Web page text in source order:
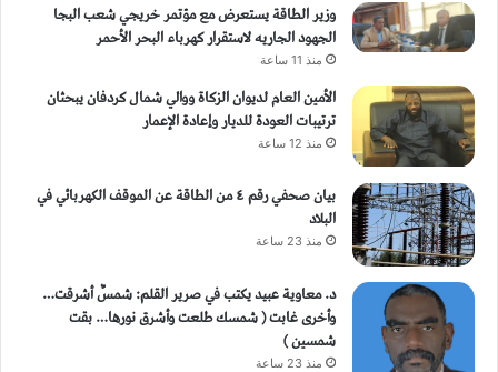
وزير الطاقة يستعرض مع مؤتمر خريجي شعب البجا
الجهود الجاريه لاستقرار كهرباء البحر الأحمر
منذ 11 ساعة
الأمين العام لديوان الزكاة ووالي شمال كردفان يبحثان
ترتيبات العودة للديار وإعادة الإعمار
منذ 12 ساعة
بيان صحفي رقم ٤ من الطاقة ​عن الموقف الكهربائي في
البلاد
منذ 23 ساعة
د. معاوية عبيد يكتب في صرير القلم: شمسٌ أشرقت…
وأخرى غابت ( شمسك طلعت وأشرق نورها… بقت
شمسين )
منذ 23 ساعة